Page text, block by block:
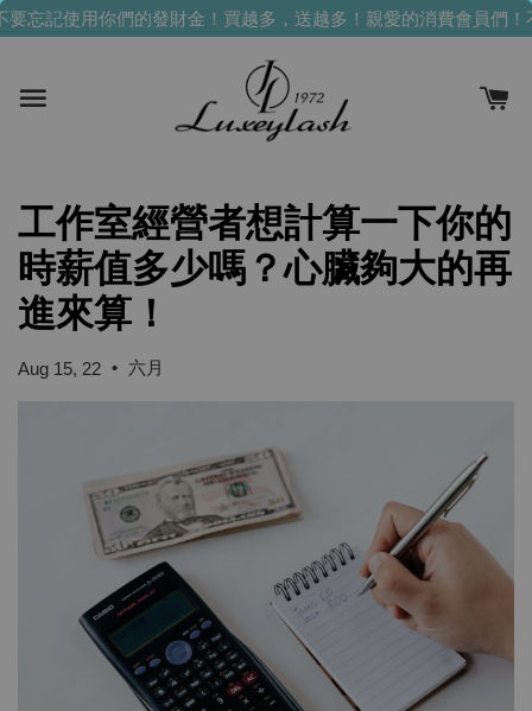
忘記使用你們的發財金！買越多，送越多！親愛的消費會員們！
工作室經營者想計算一下你的
時薪值多少嗎？心臟夠大的再
進來算！
Aug 15, 22 • 六月